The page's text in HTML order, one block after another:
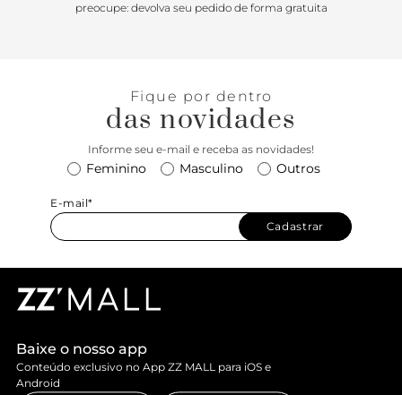
redonda e costura reforçada nos ombros.
preocupe: devolva seu pedido de forma gratuita
Fique por dentro
das novidades
Informe seu e-mail e receba as novidades!
Feminino Masculino Outros
E-mail*
Cadastrar
Baixe o nosso app
Conteúdo exclusivo no App ZZ MALL para iOS e
Android